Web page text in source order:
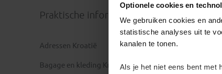
Optionele cookies en
We gebruiken cookies en
statistische analyses uit te
kanalen te tonen.
Als je het niet eens bent met
Praktische informatie
Adressen Kroatië
Bagage en kleding Kroatië